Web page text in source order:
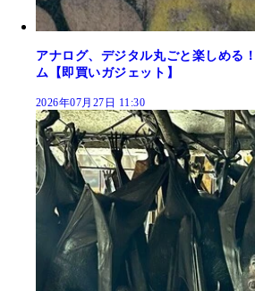
アナログ、デジタル丸ごと楽しめ
ム【即買いガジェット】
2026年07月27日 11:30